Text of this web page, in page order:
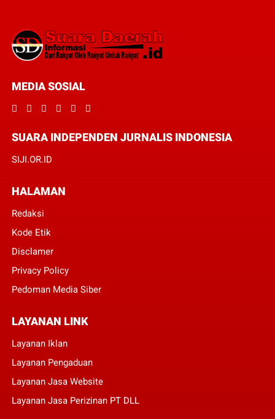
MEDIA SOSIAL
SUARA INDEPENDEN JURNALIS INDONESIA
SIJI.OR.ID
HALAMAN
Redaksi
Kode Etik
Disclamer
Privacy Policy
Pedoman Media Siber
LAYANAN LINK
Layanan Iklan
Layanan Pengaduan
Layanan Jasa Website
Layanan Jasa Perizinan PT DLL